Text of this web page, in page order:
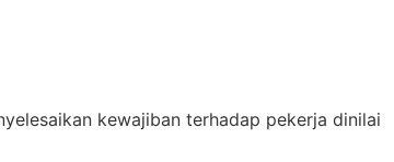
kewajiban terhadap pekerja dinilai